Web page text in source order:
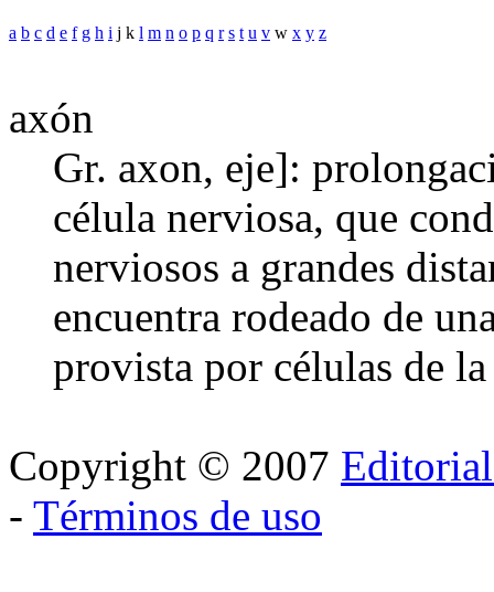
a b c d e f g h i j k l m n o p q r s t u v w x y z
axón
Gr. axon, eje]:
célula nerviosa, que
nerviosos a grandes
encuentra rodeado de
provista por células de
Copyright © 2007
- Términos de uso